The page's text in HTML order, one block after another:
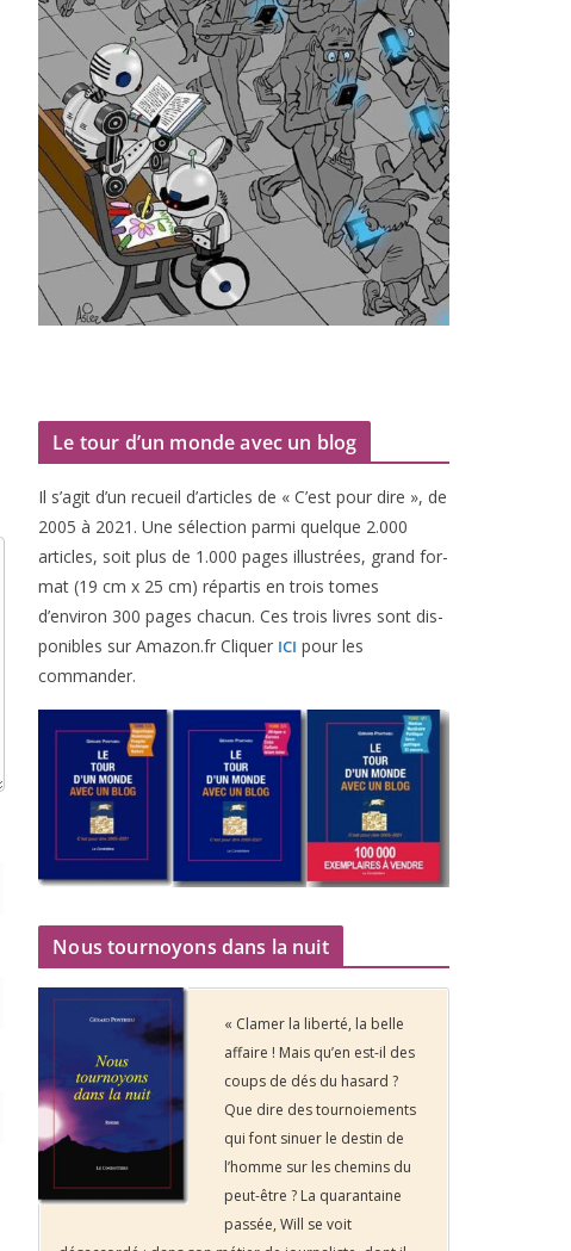
Le tour d’un monde avec un blog
Il s’agit d’un recueil d’ar­ticles de « C’est pour dire », de
2005 à 2021 . Une sélec­tion par­mi quelque 2.000
articles, soit plus de 1 .000 pages illus­trées, grand for­
mat (19 cm x 25 cm) répar­tis en trois tomes
d’environ 300 pages cha­cun. Ces trois livres sont dis­
po­nibles sur Amazon​.fr Cliquer ICI pour les
commander.
Nous tournoyons dans la nuit
« Clamer la liberté, la belle
affaire ! Mais qu’en est-il des
coups de dés du hasard ?
Que dire des tournoiements
qui font sinuer le destin de
l’homme sur les chemins du
peut-être ? La quarantaine
passée, Will se voit